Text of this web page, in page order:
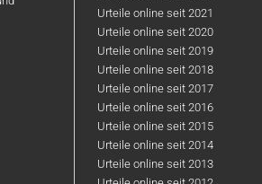
Urteile online seit 2021
Urteile online seit 2020
Urteile online seit 2019
Urteile online seit 2018
Urteile online seit 2017
Urteile online seit 2016
Urteile online seit 2015
Urteile online seit 2014
Urteile online seit 2013